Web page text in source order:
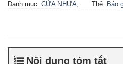
Danh mục: CỬA NHỰA,
Thẻ: Báo
nhựa
Nội dung tóm tắt